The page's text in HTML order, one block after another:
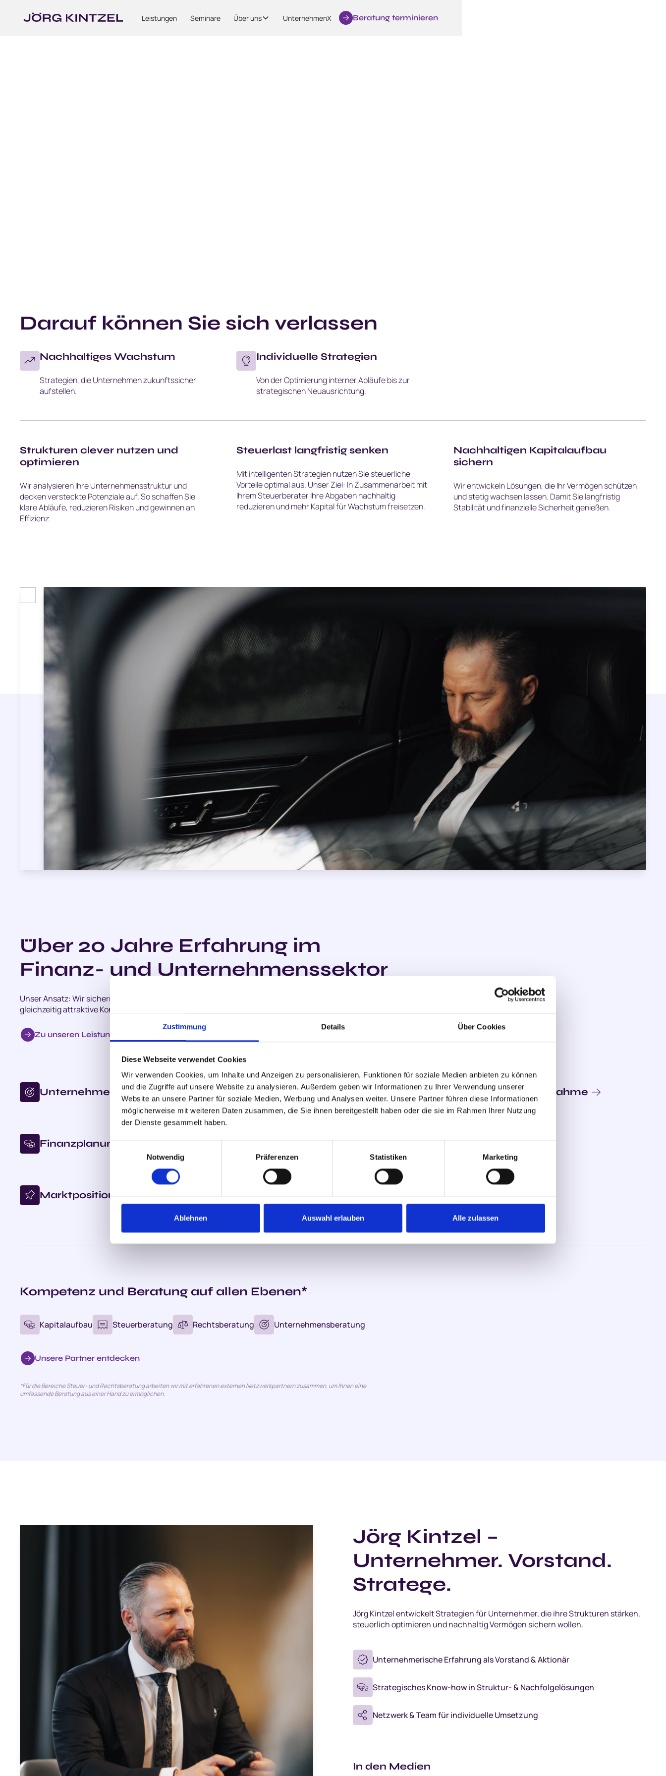
Zustimmung Details Über Cookies
Diese Webseite verwendet Cookies
Wir verwenden Cookies, um Inhalte und Anzeigen zu personalisieren, Funktionen für soziale Medien anbieten zu können
und die Zugriffe auf unsere Website zu analysieren. Außerdem geben wir Informationen zu Ihrer Verwendung unserer
Website an unsere Partner für soziale Medien, Werbung und Analysen weiter. Unsere Partner führen diese Informationen
möglicherweise mit weiteren Daten zusammen, die Sie ihnen bereitgestellt haben oder die sie im Rahmen Ihrer Nutzung
der Dienste gesammelt haben.
Einwilligungsauswahl
Notwendig
Präferenzen Statistiken Marketing
Ablehnen Auswahl erlauben Alle zulassen
Leistungen Seminare Über uns UnternehmenX Beratung terminieren
Darauf können Sie sich verlassen
Nachhaltiges Wachstum
Strategien, die Unternehmen zukunftssicher
aufstellen.
Individuelle Strategien
Von der Optimierung interner Abläufe bis zur
strategischen Neuausrichtung.
Strukturen clever nutzen und
optimieren
Wir analysieren Ihre Unternehmensstruktur und
decken versteckte Potenziale auf. So schaffen Sie
klare Abläufe, reduzieren Risiken und gewinnen an
Effizienz.
Steuerlast langfristig senken
Mit intelligenten Strategien nutzen Sie steuerliche
Vorteile optimal aus. Unser Ziel: In Zusammenarbeit mit
Ihrem Steuerberater Ihre Abgaben nachhaltig
reduzieren und mehr Kapital für Wachstum freisetzen.
Nachhaltigen Kapitalaufbau
sichern
Wir entwickeln Lösungen, die Ihr Vermögen schützen
und stetig wachsen lassen. Damit Sie langfristig
Stabilität und finanzielle Sicherheit genießen.
Über 20 Jahre Erfahrung im
Finanz- und Unternehmens­sektor
Unser Ansatz: Wir sichern bestehende Werte, setzen finanzielle Ressourcen gezielt ein und entwickeln
gleichzeitig attraktive Konzepte für Ihre Mitarbeiter.
Zu unseren Leistungen
Unternehmens­beratung Wachstums­strategien Fusion & Übernahme
Finanzplanung Investitionen Skalierung
Markt­positionierung
Kompetenz und Beratung auf allen Ebenen*
Kapitalaufbau Steuerberatung Rechtsberatung Unternehmensberatung
Unsere Partner entdecken
*Für die Bereiche Steuer- und Rechtsberatung arbeiten wir mit erfahrenen externen Netzwerkpartnern zusammen, um Ihnen eine
umfassende Beratung aus einer Hand zu ermöglichen.
Jörg Kintzel –
Unternehmer. Vorstand.
Stratege.
Jörg Kintzel entwickelt Strategien für Unternehmer, die ihre Strukturen stärken,
steuerlich optimieren und nachhaltig Vermögen sichern wollen.
Unternehmerische Erfahrung als Vorstand & Aktionär
Strategisches Know-how in Struktur- & Nachfolgelösungen
Netzwerk & Team für individuelle Umsetzung
In den Medien